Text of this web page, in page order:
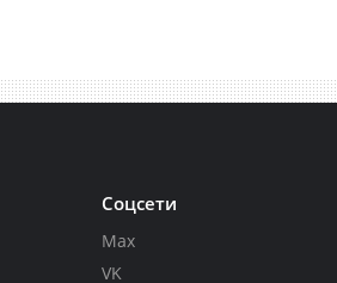
Соцсети
Max
VK